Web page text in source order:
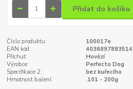
Přidat do košíku
Číslo produktu:
100017e
EAN kód:
4036897883514
Příchuť:
Hovězí
Výrobce:
Perfecto Dog
Specifikace 2:
bez kuřecího
Hmotnost balení:
.101 - 200g